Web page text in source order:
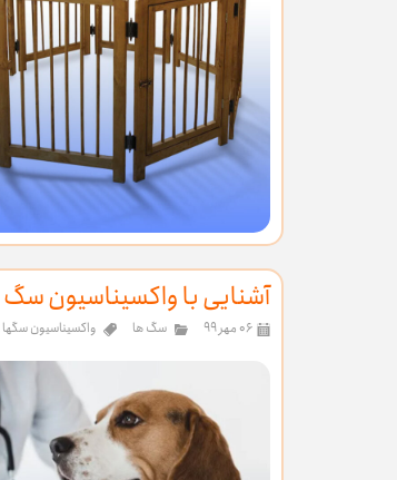
آشنایی با واکسیناسیون
۰۶ مهر ۹۹ سگ ها واکسیناسیون سگها